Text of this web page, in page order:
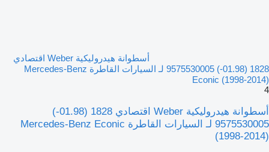
أسطوانة هيدروليكية Weber اقتصادي
1828 (01.98-) 9575530005 لـ السيارات القاطرة Mercedes-Benz
Econic (1998-2014)
4
أسطوانة هيدروليكية Weber اقتصادي 1828 (01.98-)
9575530005 لـ السيارات القاطرة Mercedes-Benz Econic
(1998-2014)